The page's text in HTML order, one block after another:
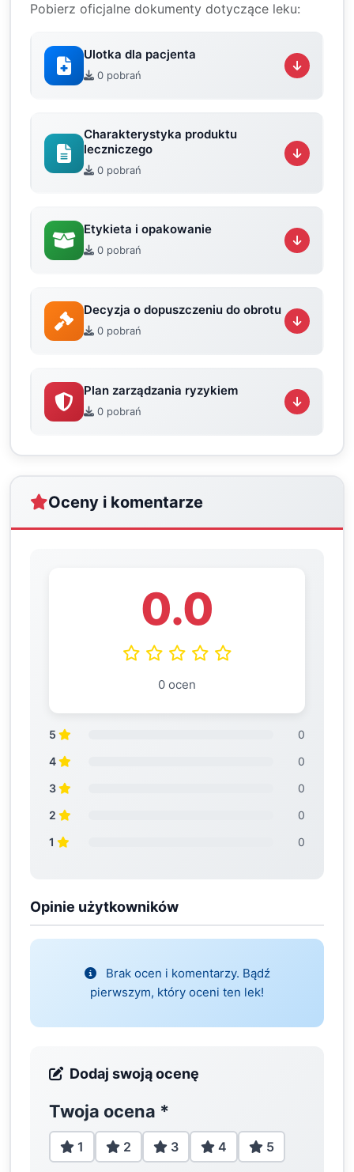
Pobierz oficjalne dokumenty dotyczące leku:
Ulotka dla pacjenta
0 pobrań
Charakterystyka produktu
leczniczego
0 pobrań
Etykieta i opakowanie
0 pobrań
Decyzja o dopuszczeniu do obrotu
0 pobrań
Plan zarządzania ryzykiem
0 pobrań
Oceny i komentarze
0.0
0 ocen
5
0
4
0
3
0
2
0
1
0
Opinie użytkowników
Brak ocen i komentarzy. Bądź
pierwszym, który oceni ten lek!
Dodaj swoją ocenę
Twoja ocena *
1 2 3 4 5